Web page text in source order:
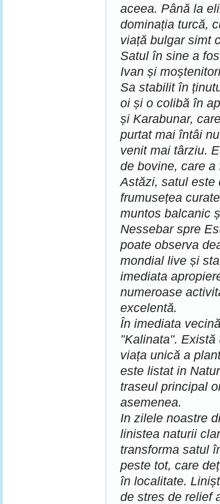
aceea. Până la
dominația turcă,
viață bulgar simt
Satul în sine a
Ivan și
Sa stabilit în
oi și o colibă ​​în
și Karabunar,
purtat mai întâi
venit mai târziu.
de bovine, care
Astăzi, satul este
frumusețea
muntos balcanic
Nessebar spre
poate observa
mondial live și
imediata
numeroase
excelentă.
În imediata
"Kalinata". Există
viața unică a
este listat in
traseul principal
asemenea.
In zilele noastre
linistea naturii
transforma satul
peste tot, care
în localitate.
de stres de relief